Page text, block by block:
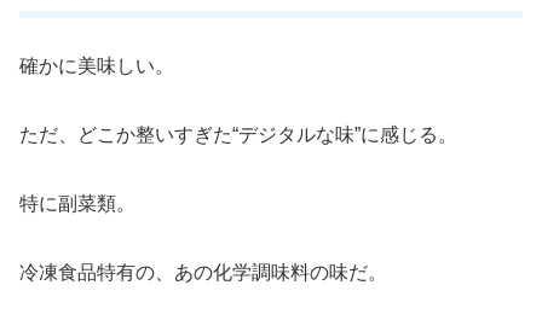
確かに美味しい。
ただ、どこか整いすぎた“デジタルな味”に感じる。
特に副菜類。
冷凍食品特有の、あの化学調味料の味だ。